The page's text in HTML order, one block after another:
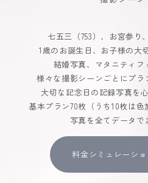
七五三（753）、お宮参り
1歳のお誕生日、お子様の大
結婚写真、マタニティフ
様々な撮影シーンごとにプラ
大切な記念日の記録写真を
基本プラン70枚（うち10枚は
写真を全てデータで
料金シミュレーシ